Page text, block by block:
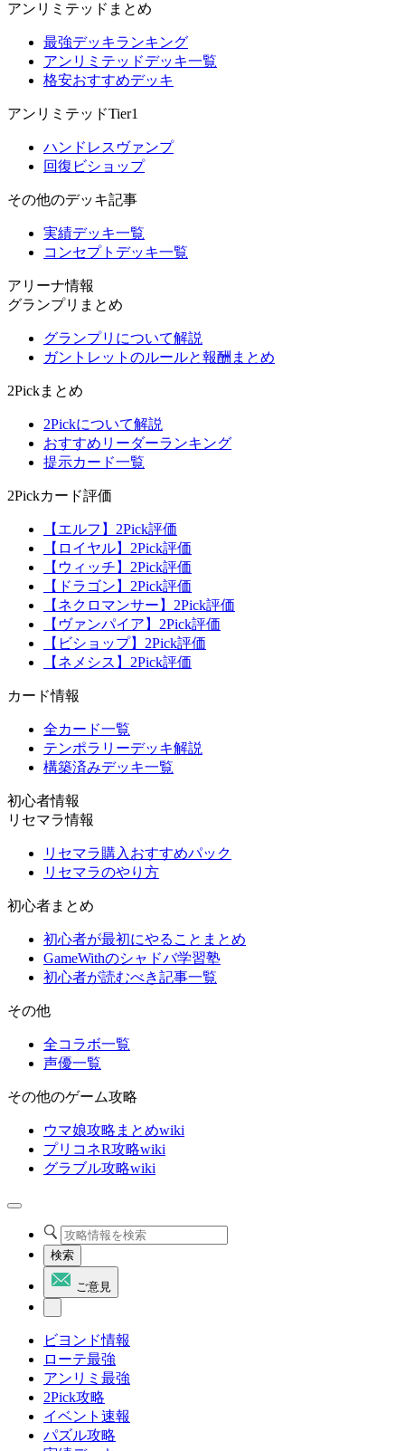
アンリミテッドまとめ
最強デッキランキング
アンリミテッドデッキ一覧
格安おすすめデッキ
アンリミテッドTier1
ハンドレスヴァンプ
回復ビショップ
その他のデッキ記事
実績デッキ一覧
コンセプトデッキ一覧
アリーナ情報
グランプリまとめ
グランプリについて解説
ガントレットのルールと報酬まとめ
2Pickまとめ
2Pickについて解説
おすすめリーダーランキング
提示カード一覧
2Pickカード評価
【エルフ】2Pick評価
【ロイヤル】2Pick評価
【ウィッチ】2Pick評価
【ドラゴン】2Pick評価
【ネクロマンサー】2Pick評価
【ヴァンパイア】2Pick評価
【ビショップ】2Pick評価
【ネメシス】2Pick評価
カード情報
全カード一覧
テンポラリーデッキ解説
構築済みデッキ一覧
初心者情報
リセマラ情報
リセマラ購入おすすめパック
リセマラのやり方
初心者まとめ
初心者が最初にやることまとめ
GameWithのシャドバ学習塾
初心者が読むべき記事一覧
その他
全コラボ一覧
声優一覧
その他のゲーム攻略
ウマ娘攻略まとめwiki
プリコネR攻略wiki
グラブル攻略wiki
検索
ご意見
ビヨンド情報
ローテ最強
アンリミ最強
2Pick攻略
イベント速報
パズル攻略